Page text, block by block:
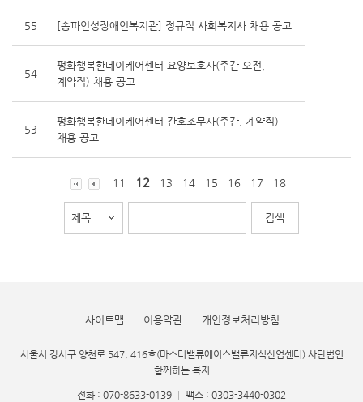
55 [송파인성장애인복지관] 정규직 사회복지사 채용 공고
54
평화행복한데이케어센터 요양보호사(주간 오전,
계약직) 채용 공고
53
평화행복한데이케어센터 간호조무사(주간, 계약직)
채용 공고
11 12 13 14 15 16 17 18
사이트맵 이용약관 개인정보처리방침
서울시 강서구 양천로 547, 416호(마스터밸류에이스밸류지식산업센터) 사단법인
함께하는 복지
전화 : 070-8633-0139 팩스 : 0303-3440-0302